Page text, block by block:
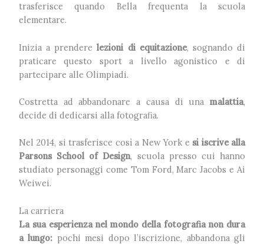
trasferisce quando Bella frequenta la scuola
elementare.
Inizia a prenderelezioni di equitazione, sognando di
praticare questo sport a livello agonistico e di
partecipare alle Olimpiadi.
Costretta ad abbandonare a causa di unamalattia,
decide di dedicarsi alla fotografia.
Nel 2014, si trasferisce così a New York e si iscrive alla
Parsons School of Design, scuola presso cui hanno
studiato personaggi come Tom Ford, Marc Jacobs e Ai
Weiwei.
La carriera
La sua esperienza nel mondo della fotografia non dura
a lungo: pochi mesi dopo l’iscrizione, abbandona gli